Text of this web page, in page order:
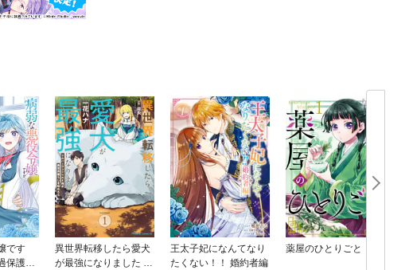
です
保護す
異世界転移したら愛犬
が最強になりました ～
王太子妃になんてなり
たくない！！ 婚約者編
薬屋のひとりごと